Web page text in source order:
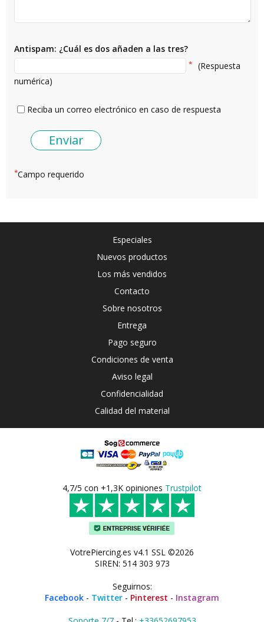
Antispam: ¿Cuál es dos añaden a las tres?
*
(Respuesta
numérica)
Reciba un correo electrónico en caso de respuesta
*Campo requerido
Especiales
Nuevos productos
Los más vendidos
Contacto
Sobre nosotros
Entrega
Pago seguro
Condiciones de venta
Aviso legal
Confidencialidad
Calidad del material
4,7/5 con +1,3K opiniones Trustpilot
VotrePiercing.es v4.1 SSL ©2026
SIREN: 514 303 973
Seguirnos:
Facebook - Twitter - Pinterest - Instagram